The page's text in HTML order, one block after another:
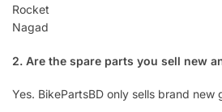
Rocket
Nagad
2. Are the spare parts you sell new
Yes. BikePartsBD only sells brand new